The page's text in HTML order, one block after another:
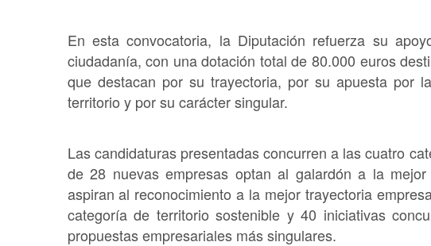
En esta convocatoria, la Diputación refuerza su
ciudadanía, con una dotación total de 80.000 euros
que destacan por su trayectoria, por su apuesta por
territorio y por su carácter singular.
Las candidaturas presentadas concurren a las cuatro
de 28 nuevas empresas optan al galardón a la
aspiran al reconocimiento a la mejor trayectoria
categoría de territorio sostenible y 40 iniciativas
propuestas empresariales más singulares.